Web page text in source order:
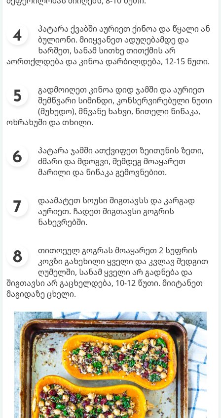
პატარა ქვაბში აურიეთ ქინოა და წყალი ან
ბულიონი. მიიყვანეთ ადუღებამდე და
ხარშეთ, სანამ სითხე თითქმის არ
აორთქლდება და კინოა დარბილდება, 12-15 წუთი.
გადმოიღეთ კინოა დიდ ჯამში და აურიეთ
შემწვარი სიმინდი, კონსერვირებული ნუთი
(მუხუდო), მწვანე ხახვი, წითელი წიწაკა,
ოხრახუში და თხილი.
პატარა ჯამში ათქვიფეთ ზეითუნის ზეთი,
ძმარი და მდოგვი, შემდეგ მოაყარეთ
მარილი და წიწაკა გემოვნებით.
დაამატეთ სოუსი შიგთავსს და კარგად
აურიეთ. ჩადეთ შიგთავსი გოგრის
ნახევრებში.
თითოეულ გოგრას მოაყარეთ 2 სუფრის
კოვზი გახეხილი ყველი და კვლავ შედგით
ღუმელში, სანამ ყველი არ გადნება და
შიგთავსი არ გაცხელდება, 10-12 წუთი. მიიტანეთ
მაგიდაზე ცხელი.